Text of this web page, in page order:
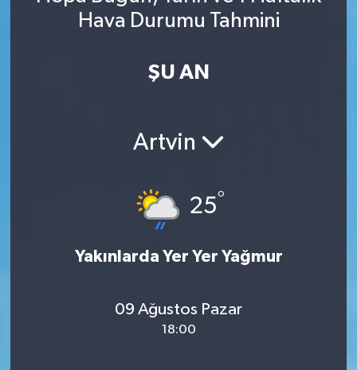
Hava Durumu Tahmini
ŞU AN
Artvin
25°
Yakınlarda Yer Yer Yağmur
09 Ağustos Pazar
18:00